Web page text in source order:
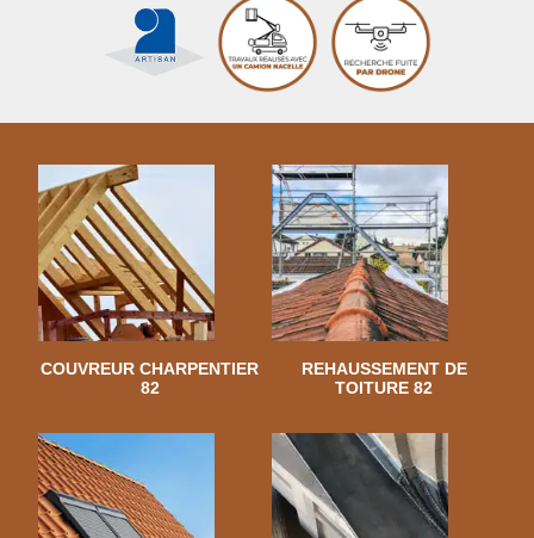
COUVREUR CHARPENTIER
82
REHAUSSEMENT DE
TOITURE 82